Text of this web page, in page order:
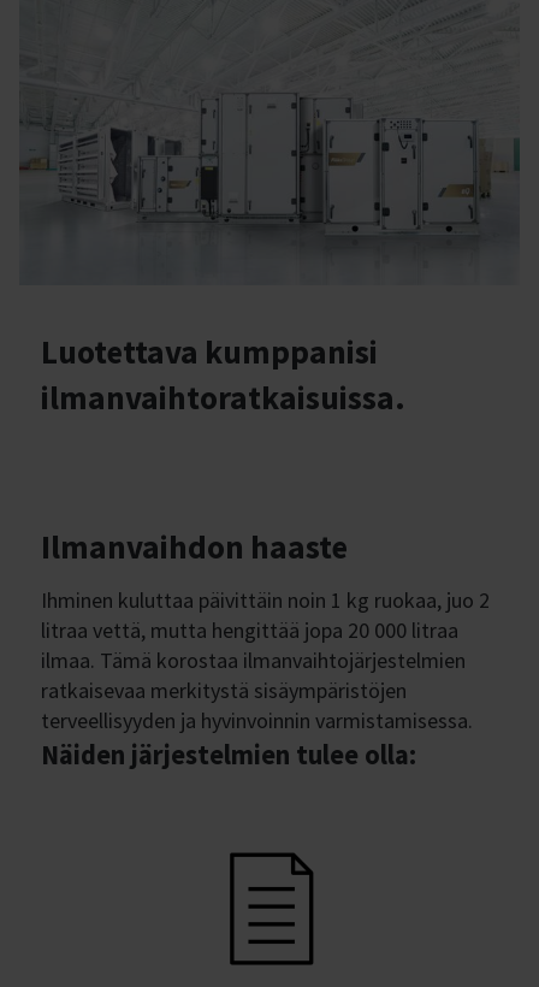
Luotettava kumppanisi
ilmanvaihtoratkaisuissa.
Ilmanvaihdon haaste
Ihminen kuluttaa päivittäin noin 1 kg ruokaa, juo 2
litraa vettä, mutta hengittää jopa 20 000 litraa
ilmaa. Tämä korostaa ilmanvaihtojärjestelmien
ratkaisevaa merkitystä sisäympäristöjen
terveellisyyden ja hyvinvoinnin varmistamisessa.
Näiden järjestelmien tulee olla: